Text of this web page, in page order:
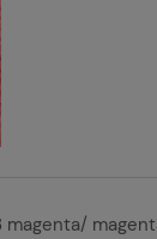
magenta/